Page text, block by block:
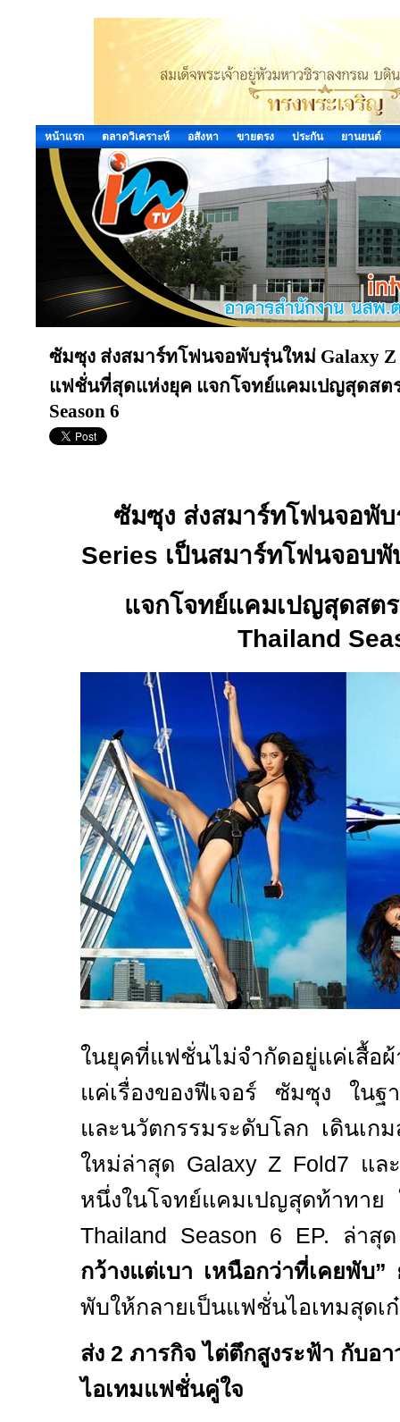
หน้าแรก ตลาดวิเคราะห์ อสังหา ขายตรง ประกัน ยานยนต์
ซัมซุง ส่งสมาร์ทโฟนจอพับรุ่นใหม่ Galaxy
แฟชั่นที่สุดแห่งยุค แจกโจทย์แคมเปญสุดสตร
Season 6
ซัมซุง ส่งสมาร์ทโฟนจอพั
Series เป็นสมาร์ทโฟนจอบ
แจกโจทย์แคมเปญสุดสต
Thailand
ในยุคที่แฟชั่นไม่จำกัดอยู่แค่เสื้อ
แค่เรื่องของฟีเจอร์ ซัมซุง ในฐ
และนวัตกรรมระดับโลก เดินเก
ใหม่ล่าสุด Galaxy Z Fold7 แล
หนึ่งในโจทย์แคมเปญสุดท้าทา
Thailand Season 6 EP. ล่าสุ
กว้างแต่เบา เหนือกว่าที่เคยพับ”
พับให้กลายเป็นแฟชั่นไอเทมสุดเ
ส่ง 2 ภารกิจ ไต่ตึกสูงระฟ้า กับอ
ไอเทมแฟชั่นคู่ใจ